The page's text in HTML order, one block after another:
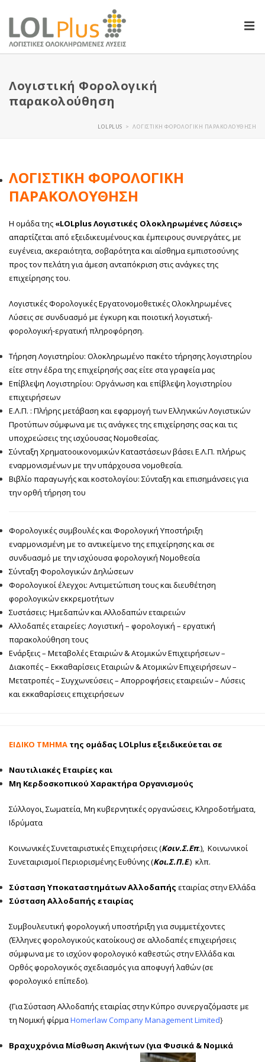
Λογιστική Φορολογική
παρακολούθηση
LOLPLUS > ΛΟΓΙΣΤΙΚΉ ΦΟΡΟΛΟΓΙΚΉ ΠΑΡΑΚΟΛΟΎΘΗΣΗ
ΛΟΓΙΣΤΙΚΉ ΦΟΡΟΛΟΓΙΚΉ
ΠΑΡΑΚΟΛΟΎΘΗΣΗ
Η ομάδα της «LOLplus Λογιστικές Ολοκληρωμένες Λύσεις»
απαρτίζεται από εξειδικευμένους και έμπειρους συνεργάτες, με
ευγένεια, ακεραιότητα, σοβαρότητα και αίσθημα εμπιστοσύνης
προς τον πελάτη για άμεση ανταπόκριση στις ανάγκες της
επιχείρησης του.
Λογιστικές Φορολογικές Εργατονομοθετικές Ολοκληρωμένες
Λύσεις σε συνδυασμό με έγκυρη και ποιοτική λογιστική-
φορολογική-εργατική πληροφόρηση.
Τήρηση Λογιστηρίου: Ολοκληρωμένο πακέτο τήρησης λογιστηρίου
είτε στην έδρα της επιχείρησής σας είτε στα γραφεία μας
Επίβλεψη Λογιστηρίου: Οργάνωση και επίβλεψη λογιστηρίου
επιχειρήσεων
Ε.Λ.Π. : Πλήρης μετάβαση και εφαρμογή των Ελληνικών Λογιστικών
Προτύπων σύμφωνα με τις ανάγκες της επιχείρησης σας και τις
υποχρεώσεις της ισχύουσας Νομοθεσίας.
Σύνταξη Χρηματοοικονομικών Καταστάσεων βάσει Ε.Λ.Π. πλήρως
εναρμονισμένων με την υπάρχουσα νομοθεσία.
Βιβλίο παραγωγής και κοστολογίου: Σύνταξη και επισημάνσεις για
την ορθή τήρηση του
Φορολογικές συμβουλές και Φορολογική Υποστήριξη
εναρμονισμένη με το αντικείμενο της επιχείρησης και σε
συνδυασμό με την ισχύουσα φορολογική Νομοθεσία
Σύνταξη Φορολογικών Δηλώσεων
Φορολογικοί έλεγχοι: Αντιμετώπιση τους και διευθέτηση
φορολογικών εκκρεμοτήτων
Συστάσεις: Ημεδαπών και Αλλοδαπών εταιρειών
Αλλοδαπές εταιρείες: Λογιστική – φορολογική – εργατική
παρακολούθηση τους
Ενάρξεις – Μεταβολές Εταιριών & Ατομικών Επιχειρήσεων –
Διακοπές – Εκκαθαρίσεις Εταιριών & Ατομικών Επιχειρήσεων –
Μετατροπές – Συγχωνεύσεις – Απορροφήσεις εταιρειών – Λύσεις
και εκκαθαρίσεις επιχειρήσεων
ΕΙΔΙΚΟ ΤΜΗΜΑ της ομάδας LOLplus εξειδικεύεται σε
Ναυτιλιακές Εταιρίες και
Μη Κερδοσκοπικού Χαρακτήρα Οργανισμούς
Σύλλογοι, Σωματεία, Μη κυβερνητικές οργανώσεις, Κληροδοτήματα,
Ιδρύματα
Κοινωνικές Συνεταιριστικές Επιχειρήσεις (Κοιν.Σ.Επ.), Κοινωνικοί
Συνεταιρισμοί Περιορισμένης Ευθύνης (Κοι.Σ.Π.Ε.) κλπ.
Σύσταση Υποκαταστημάτων Αλλοδαπής εταιρίας στην Ελλάδα
Σύσταση Αλλοδαπής εταιρίας
Συμβουλευτική φορολογική υποστήριξη για συμμετέχοντες
(Έλληνες φορολογικούς κατοίκους) σε αλλοδαπές επιχειρήσεις
σύμφωνα με το ισχύον φορολογικό καθεστώς στην Ελλάδα και
Ορθός φορολογικός σχεδιασμός για αποφυγή λαθών (σε
φορολογικό επίπεδο).
{Για Σύσταση Αλλοδαπής εταιρίας στην Κύπρο συνεργαζόμαστε με
τη Νομική φίρμαHomerlaw Company Management Limited}
Βραχυχρόνια Μίσθωση Ακινήτων (για Φυσικά & Νομικά